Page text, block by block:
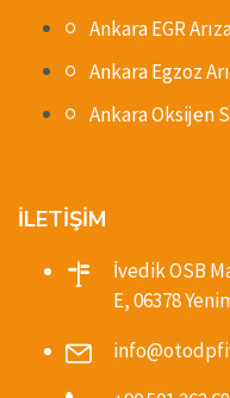
Ankara EGR
Ankara Egzoz
Ankara Oksijen
İLETİŞİM
İvedik OSB
E, 06378